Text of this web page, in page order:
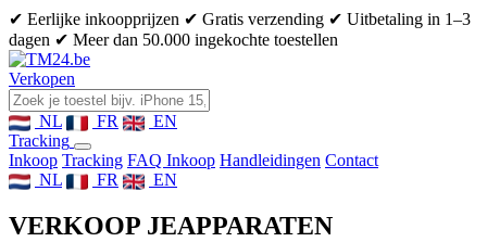
✔ Eerlijke inkoopprijzen ✔ Gratis verzending ✔ Uitbetaling in 1–3
dagen ✔ Meer dan 50.000 ingekochte toestellen
Verkopen
NL FR
EN
Tracking
Inkoop Tracking FAQ Inkoop Handleidingen Contact
NL
FR EN
VERKOOP JEAPPARATEN